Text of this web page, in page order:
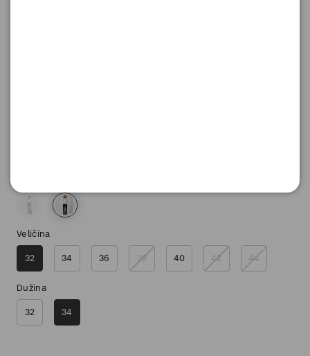
Veličina
32 34 36 38 40 42 44
Dužina
32 34